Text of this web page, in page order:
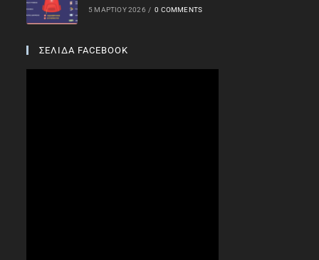
5 ΜΑΡΤΊΟΥ 2026 / 0 COMMENTS
ΣΕΛΙΔΑ FACEBOOK